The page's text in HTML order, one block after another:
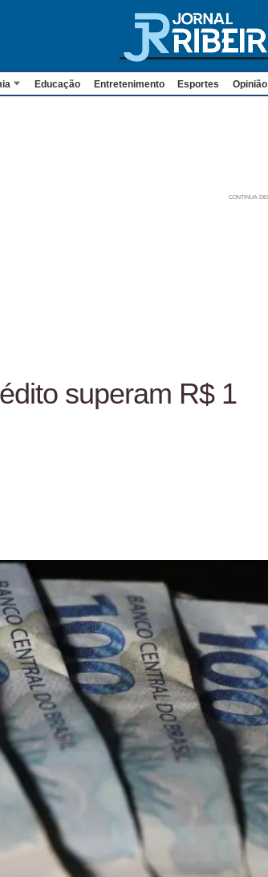
Educação Entretenimento Esportes Opinião
superam R$ 1